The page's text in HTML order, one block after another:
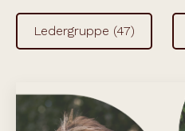
Ledergruppe (47)